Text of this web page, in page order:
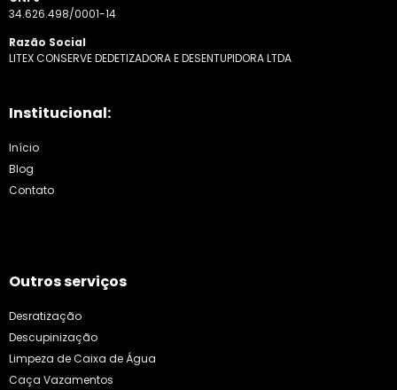
34.626.498/0001-14
Razão Social
LITEX CONSERVE DEDETIZADORA E DESENTUPIDORA LTDA
Institucional:
Início
Blog
Contato
Outros serviços
Desratização
Descupinização
Limpeza de Caixa de Água
Caça Vazamentos